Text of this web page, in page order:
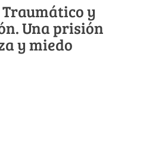
y
Una prisión
y miedo